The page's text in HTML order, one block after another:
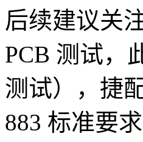
后续建议关
PCB 测试，
测试），捷
883 标准要